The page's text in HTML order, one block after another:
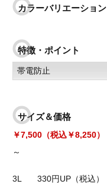
カラーバリエーション
特徴・ポイント
帯電防止
サイズ＆価格
￥7,500（税込￥8,250）
～
3L
330円UP（税込）